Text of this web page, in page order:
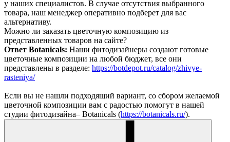
у наших специалистов. В случае отсутствия выбранного
товара, наш менеджер оперативно подберет для вас
альтернативу.
Можно ли заказать цветочную композицию из
представленных товаров на сайте?
Ответ Botanicals: Наши фитодизайнеры создают готовые
цветочные композиции на любой бюджет, все они
представлены в разделе: https://botdepot.ru/catalog/zhivye-
rasteniya/
Если вы не нашли подходящий вариант, со сбором желаемой
цветочной композиции вам с радостью помогут в нашей
студии фитодизайна– Botanicals (https://botanicals.ru/).